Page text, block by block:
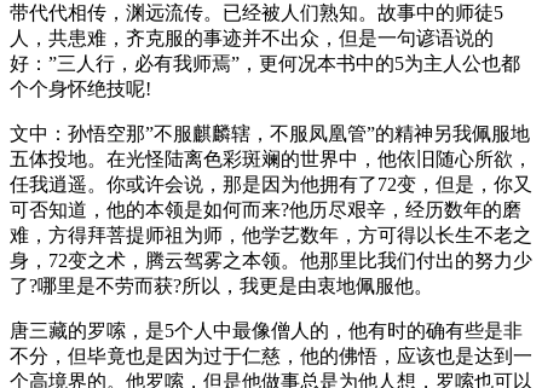
带代代相传，渊远流传。已经被人们熟知。故事中的师徒5
人，共患难，齐克服的事迹并不出众，但是一句谚语说的
好：”三人行，必有我师焉”，更何况本书中的5为主人公也都
个个身怀绝技呢!
文中：孙悟空那”不服麒麟辖，不服凤凰管”的精神另我佩服地
五体投地。在光怪陆离色彩斑斓的世界中，他依旧随心所欲，
任我逍遥。你或许会说，那是因为他拥有了72变，但是，你又
可否知道，他的本领是如何而来?他历尽艰辛，经历数年的磨
难，方得拜菩提师祖为师，他学艺数年，方可得以长生不老之
身，72变之术，腾云驾雾之本领。他那里比我们付出的努力少
了?哪里是不劳而获?所以，我更是由衷地佩服他。
唐三藏的罗嗦，是5个人中最像僧人的，他有时的确有些是非
不分，但毕竟也是因为过于仁慈，他的佛悟，应该也是达到一
个高境界的。他罗嗦，但是他做事总是为他人想，罗嗦也可以